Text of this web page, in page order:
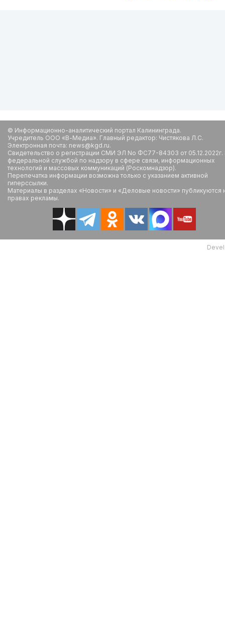
© Информационно-аналитический портал Калининграда.
Учредитель ООО «В-Медиа». Главный редактор: Чистякова Л.С.
Электронная почта: news@kgd.ru.
Свидетельство о регистрации СМИ ЭЛ No ФС77-84303 от
федеральной службой по надзору в сфере связи, информационных
технологий и массовых коммуникаций (Роскомнадзор).
Перепечатка информации возможна только с указанием активной
гиперссылки.
Материалы в разделах «Новости» и «Деловые новости» публикуются
правах рекламы.